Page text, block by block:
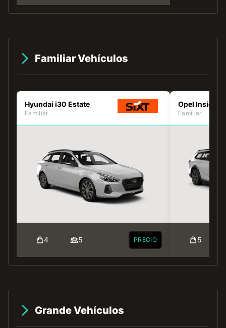
Familiar Vehículos
Hyundai i30 Estate
Familiar
4 5 PRECIO
Opel Insignia
Familiar
5
Grande Vehículos